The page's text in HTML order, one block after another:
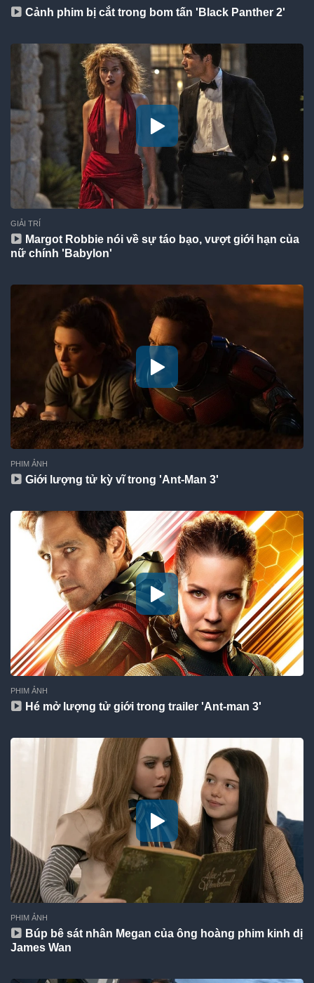
Cảnh phim bị cắt trong bom tấn 'Black Panther 2'
GIẢI TRÍ
Margot Robbie nói về sự táo bạo, vượt giới hạn của
nữ chính 'Babylon'
PHIM ẢNH
Giới lượng tử kỳ vĩ trong 'Ant-Man 3'
PHIM ẢNH
Hé mở lượng tử giới trong trailer 'Ant-man 3'
PHIM ẢNH
Búp bê sát nhân Megan của ông hoàng phim kinh dị
James Wan